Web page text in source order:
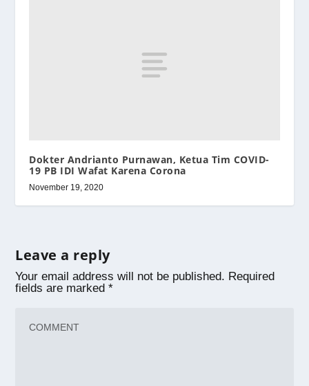
Dokter Andrianto Purnawan, Ketua Tim COVID-
19 PB IDI Wafat Karena Corona
November 19, 2020
Leave a reply
Your email address will not be published. Required
fields are marked*